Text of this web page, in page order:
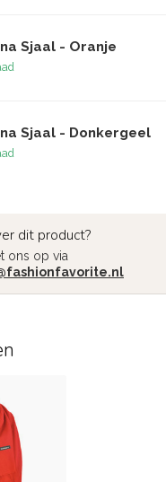
Sjaal - Oranje
Sjaal - Donkergeel
dit product?
ons op via